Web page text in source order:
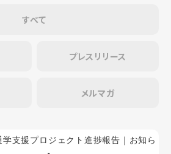
すべて
プレスリリース
メルマガ